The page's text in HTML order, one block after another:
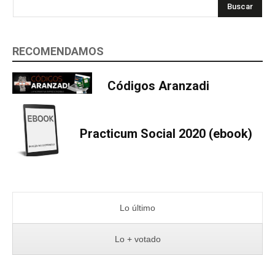
Buscar
RECOMENDAMOS
Códigos Aranzadi
Practicum Social 2020 (ebook)
Lo último
Lo + votado